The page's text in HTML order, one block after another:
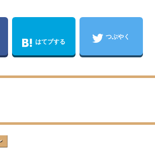
はてブする
つぶやく